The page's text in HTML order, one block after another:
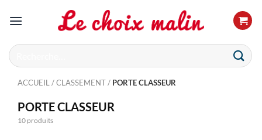
Recherche
pour :
ACCUEIL /CLASSEMENT/ PORTE CLASSEUR
PORTE CLASSEUR
10 produits